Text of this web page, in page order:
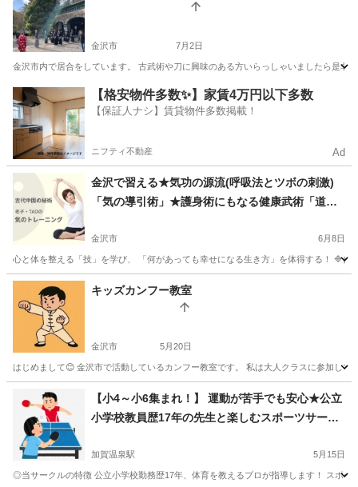
金沢市 7月2日
金沢市内で居合をしています。 古武術や刀に興味のある方いらっしゃいましたら是
石川 金沢市 その他 居合
【格安物件多数✨】家賃4万円以下多数
【保証人ナシ】賃貸物件多数掲載！
ニフティ不動産 Ad
金沢で習える★気功の源流(呼吸法とツボの刺激)
「気の導引術」★護身術にもなる健康武術「道家
【気のトレーニング 道家道学院】
金沢市 6月8日
心と体を整える「技」を学び、 「何があっても幸せになる生き方」を体得する！ 🔷
石川 金沢市 キッズカンフー教室
金沢市 5月20日
はじめまして😊 金沢市で活動しているカンフー教室です。 私は大人クラスに参加し
空手/他格闘技 カンフー
【小4～小6集まれ！】 運動が苦手でも安心★公立
小学校教員歴17年の先生と楽しむスポーツサーク
加賀温泉駅 5月15日
◎当サークルの特徴 公立小学校勤務歴17年、体育を教えるプロが指導します！ スポ